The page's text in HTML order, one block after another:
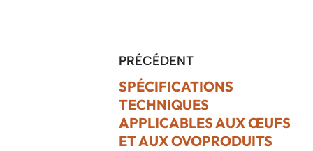
PRÉCÉDENT
SPÉCIFICATIONS
TECHNIQUES
APPLICABLES AUX ŒUFS
ET AUX OVOPRODUITS